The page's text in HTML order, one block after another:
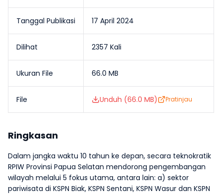
Tanggal Publikasi 17 April 2024
Dilihat 2357 Kali
Ukuran File 66.0 MB
File Unduh (66.0 MB) Pratinjau
Ringkasan
Dalam jangka waktu 10 tahun ke depan, secara teknokratik
RPIW Provinsi Papua Selatan mendorong pengembangan
wilayah melalui 5 fokus utama, antara lain: a) sektor
pariwisata di KSPN Biak, KSPN Sentani, KSPN Wasur dan KSPN